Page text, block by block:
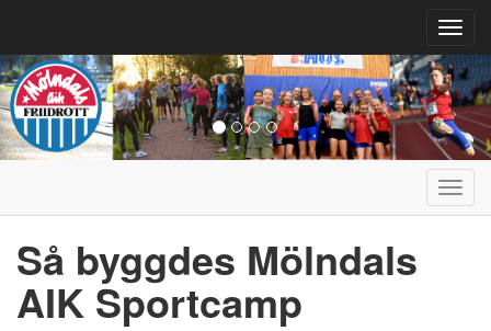
Så byggdes Mölndals
AIK Sportcamp